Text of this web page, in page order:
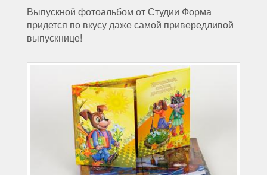
Выпускной фотоальбом от Студии Форма
придется по вкусу даже самой привередливой
выпускнице!